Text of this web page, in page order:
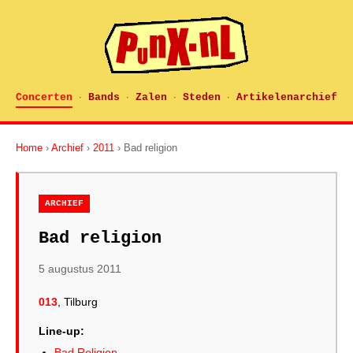
Concerten · Bands · Zalen · Steden · Artikelenarchief
Home › Archief › 2011 › Bad religion
ARCHIEF
Bad religion
5 augustus 2011
013 , Tilburg
Line-up: